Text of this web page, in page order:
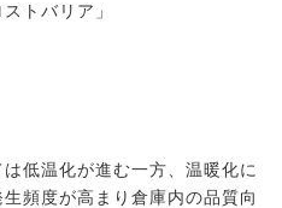
トバリア」
低温化が進む一方、温暖化に
頻度が高まり倉庫内の品質向